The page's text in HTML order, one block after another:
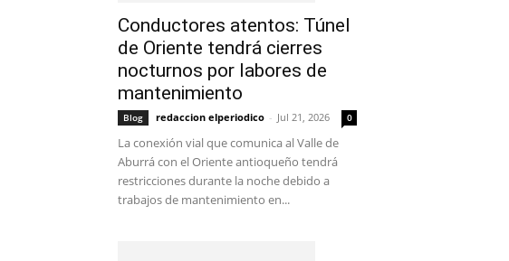
Conductores atentos: Túnel
de Oriente tendrá cierres
nocturnos por labores de
mantenimiento
Blog redaccion elperiodico - Jul 21, 2026 0
La conexión vial que comunica al Valle de
Aburrá con el Oriente antioqueño tendrá
restricciones durante la noche debido a
trabajos de mantenimiento en...